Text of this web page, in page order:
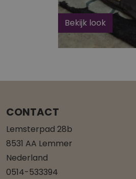
Bekijk look
CONTACT
Lemsterpad 28b
8531 AA Lemmer
Nederland
0514-533394